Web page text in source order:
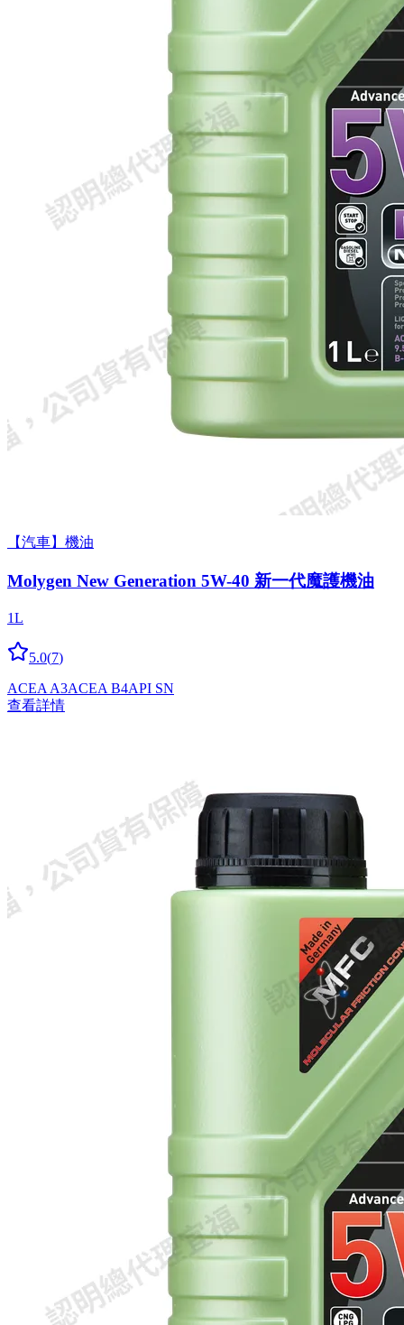
【汽車】機油
Molygen New Gener­a­tion 5W-40 新一代魔護機油
1L
5.0(7)
ACEA A3ACEA B4API SN
查看詳情